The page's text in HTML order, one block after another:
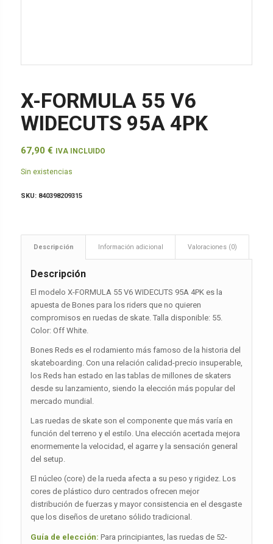
X-FORMULA 55 V6
WIDECUTS 95A 4PK
67,90 € IVA INCLUIDO
Sin existencias
SKU: 840398209315
Descripción Información adicional Valoraciones (0)
Descripción
El modelo X-FORMULA 55 V6 WIDECUTS 95A 4PK es la
apuesta de Bones para los riders que no quieren
compromisos en ruedas de skate. Talla disponible: 55.
Color: Off White.
Bones Reds es el rodamiento más famoso de la historia del
skateboarding. Con una relación calidad-precio insuperable,
los Reds han estado en las tablas de millones de skaters
desde su lanzamiento, siendo la elección más popular del
mercado mundial.
Las ruedas de skate son el componente que más varía en
función del terreno y el estilo. Una elección acertada mejora
enormemente la velocidad, el agarre y la sensación general
del setup.
El núcleo (core) de la rueda afecta a su peso y rigidez. Los
cores de plástico duro centrados ofrecen mejor
distribución de fuerzas y mayor consistencia en el desgaste
que los diseños de uretano sólido tradicional.
Guía de elección: Para principiantes, las ruedas de 52-